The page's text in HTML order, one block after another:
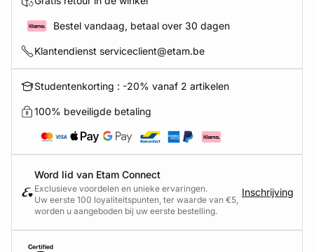
Bestel vandaag, betaal over 30 dagen
Klantendienst serviceclient@etam.be
Studentenkorting : -20% vanaf 2 artikelen
100% beveiligde betaling
Word lid van Etam Connect
Exclusieve voordelen en unieke ervaringen.
Uw eerste 100 loyaliteitspunten, ter waarde van €5,
worden u aangeboden bij uw eerste bestelling.
Inschrijving